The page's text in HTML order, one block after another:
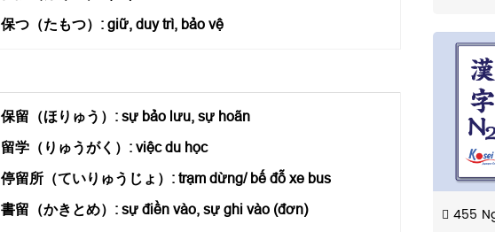
保つ（たもつ）: giữ, duy trì, bảo vệ
保留（ほりゅう）: sự bảo lưu, sự hoãn
留学（りゅうがく）: việc du học
停留所（ていりゅうじょ）: trạm dừng/ bế đỗ xe bus
書留（かきとめ）: sự điền vào, sự ghi vào (đơn)
455